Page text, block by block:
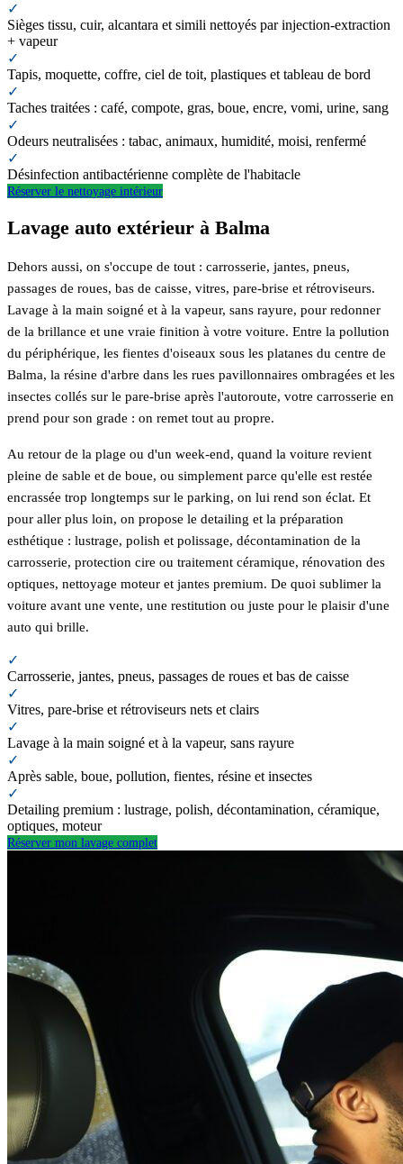
✓
Sièges tissu, cuir, alcantara et simili nettoyés par injection-extraction
+ vapeur
✓
Tapis, moquette, coffre, ciel de toit, plastiques et tableau de bord
✓
Taches traitées : café, compote, gras, boue, encre, vomi, urine, sang
✓
Odeurs neutralisées : tabac, animaux, humidité, moisi, renfermé
✓
Désinfection antibactérienne complète de l'habitacle
Réserver le nettoyage intérieur
Lavage auto extérieur à Balma
Dehors aussi, on s'occupe de tout : carrosserie, jantes, pneus,
passages de roues, bas de caisse, vitres, pare-brise et rétroviseurs.
Lavage à la main soigné et à la vapeur, sans rayure, pour redonner
de la brillance et une vraie finition à votre voiture. Entre la pollution
du périphérique, les fientes d'oiseaux sous les platanes du centre de
Balma, la résine d'arbre dans les rues pavillonnaires ombragées et les
insectes collés sur le pare-brise après l'autoroute, votre carrosserie en
prend pour son grade : on remet tout au propre.
Au retour de la plage ou d'un week-end, quand la voiture revient
pleine de sable et de boue, ou simplement parce qu'elle est restée
encrassée trop longtemps sur le parking, on lui rend son éclat. Et
pour aller plus loin, on propose le detailing et la préparation
esthétique : lustrage, polish et polissage, décontamination de la
carrosserie, protection cire ou traitement céramique, rénovation des
optiques, nettoyage moteur et jantes premium. De quoi sublimer la
voiture avant une vente, une restitution ou juste pour le plaisir d'une
auto qui brille.
✓
Carrosserie, jantes, pneus, passages de roues et bas de caisse
✓
Vitres, pare-brise et rétroviseurs nets et clairs
✓
Lavage à la main soigné et à la vapeur, sans rayure
✓
Après sable, boue, pollution, fientes, résine et insectes
✓
Detailing premium : lustrage, polish, décontamination, céramique,
optiques, moteur
Réserver mon lavage complet